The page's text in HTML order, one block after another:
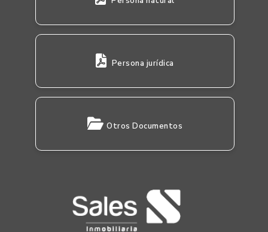
Persona jurídica
Otros Documentos